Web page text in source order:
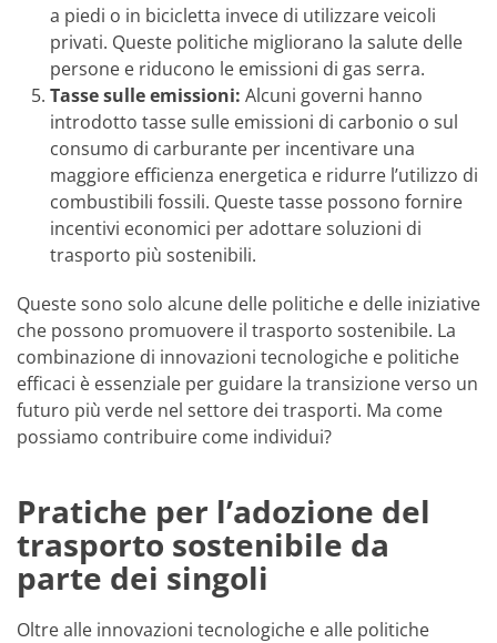
a piedi o in bicicletta invece di utilizzare veicoli
privati. Queste politiche migliorano la salute delle
persone e riducono le emissioni di gas serra.
Tasse sulle emissioni: Alcuni governi hanno
introdotto tasse sulle emissioni di carbonio o sul
consumo di carburante per incentivare una
maggiore efficienza energetica e ridurre l’utilizzo di
combustibili fossili. Queste tasse possono fornire
incentivi economici per adottare soluzioni di
trasporto più sostenibili.
Queste sono solo alcune delle politiche e delle iniziative
che possono promuovere il trasporto sostenibile. La
combinazione di innovazioni tecnologiche e politiche
efficaci è essenziale per guidare la transizione verso un
futuro più verde nel settore dei trasporti. Ma come
possiamo contribuire come individui?
Pratiche per l’adozione del
trasporto sostenibile da
parte dei singoli
Oltre alle innovazioni tecnologiche e alle politiche